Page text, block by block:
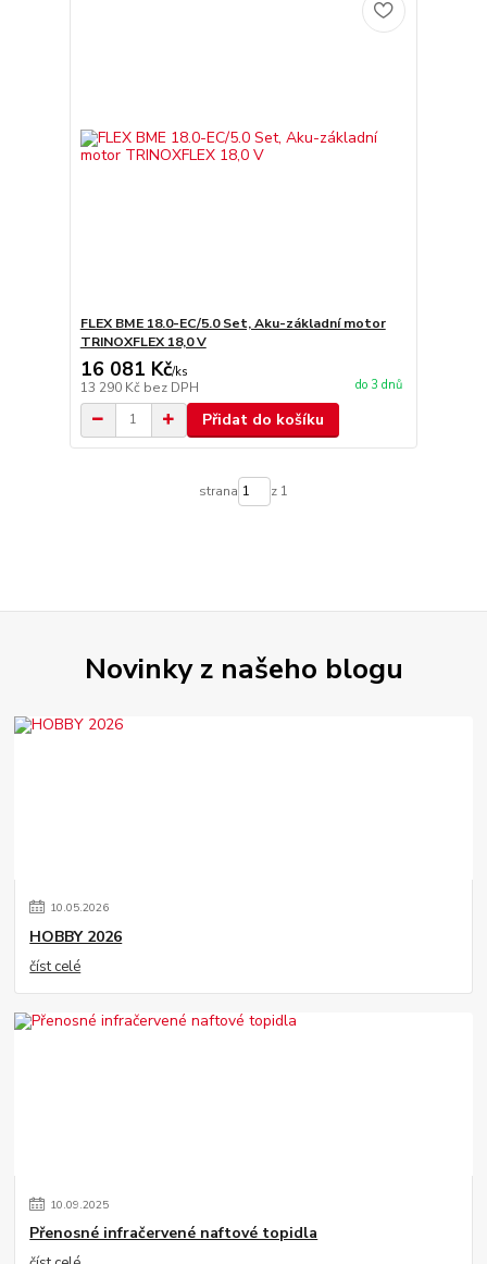
FLEX BME 18.0-EC/5.0 Set, Aku-základní motor
TRINOXFLEX 18,0 V
16 081 Kč/ks
13 290 Kč bez DPH do 3 dnů
Přidat do košíku
strana z 1
Novinky z našeho blogu
10.05.2026
HOBBY 2026
číst celé
10.09.2025
Přenosné infračervené naftové topidla